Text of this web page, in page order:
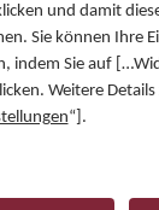
nicht
das Risiko,
lautet